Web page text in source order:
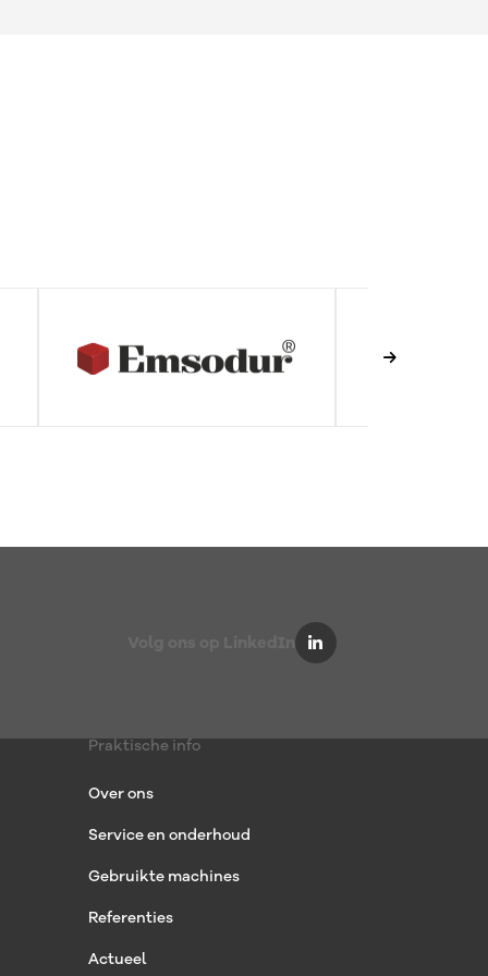
Praktische info
Over ons
Service en onderhoud
Gebruikte machines
Referenties
Actueel